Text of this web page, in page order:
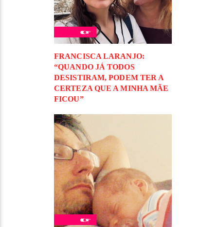
FRANCISCA LARANJO:
“QUANDO JÁ TODOS
DESISTIRAM, PODEM TER A
CERTEZA QUE A MINHA MÃE
FICOU”